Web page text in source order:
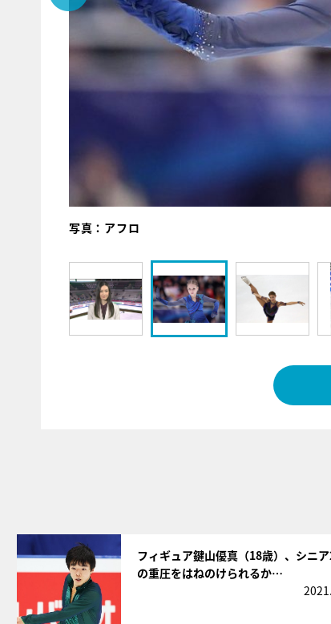
写真：アフロ
フィギュア鍵山優真（18歳）、シニ
の重圧をはねのけられるか…